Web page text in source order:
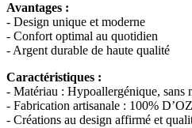
Avantages :
- Design unique et moderne
- Confort optimal au quotidien
- Argent durable de haute qualité
Caractéristiques :
- Matériau : Hypoallergénique, sans
- Fabrication artisanale : 100%
- Créations au design affirmé et